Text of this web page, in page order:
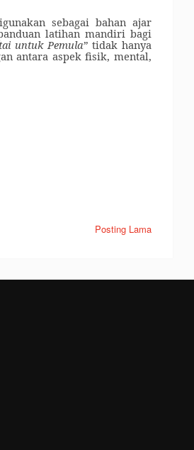
sebagai bahan ajar
latihan mandiri bagi
untuk Pemula”tidak hanya
antara aspek fisik, mental,
Posting Lama